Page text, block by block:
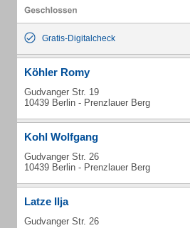
Gratis-Digitalcheck
Köhler Romy
Gudvanger Str. 19
10439 Berlin - Prenzlauer Berg
Kohl Wolfgang
Gudvanger Str. 26
10439 Berlin - Prenzlauer Berg
Latze Ilja
Gudvanger Str. 26